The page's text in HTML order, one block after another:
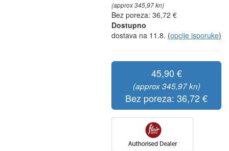
(approx 345,97 kn)
Bez poreza: 36,72 €
Dostupno
dostava na 11.8. (opcije isporuke)
45,90 €
(approx 345,97 kn)
Bez poreza: 36,72 €